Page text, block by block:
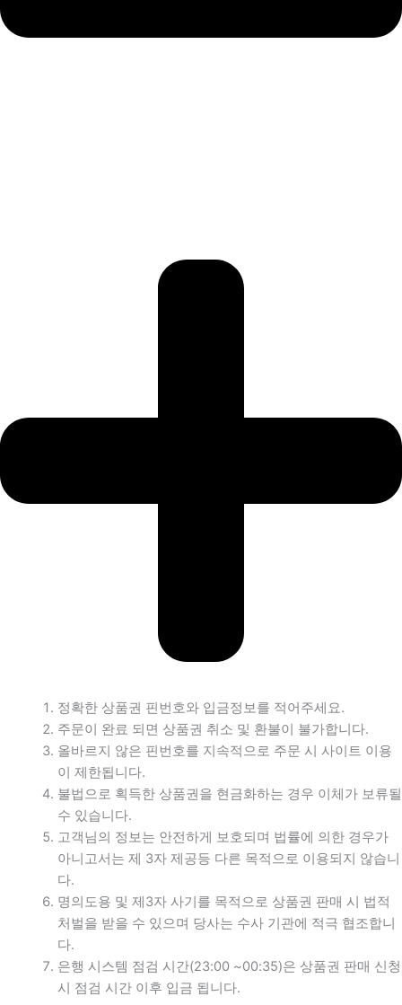
정확한 상품권 핀번호와 입금정보를 적어주세요.
주문이 완료 되면 상품권 취소 및 환불이 불가합니다.
올바르지 않은 핀번호를 지속적으로 주문 시 사이트 이용
이 제한됩니다.
불법으로 획득한 상품권을 현금화하는 경우 이체가 보류될
수 있습니다.
고객님의 정보는 안전하게 보호되며 법률에 의한 경우가
아니고서는 제 3자 제공등 다른 목적으로 이용되지 않습니
다.
명의도용 및 제3자 사기를 목적으로 상품권 판매 시 법적
처벌을 받을 수 있으며 당사는 수사 기관에 적극 협조합니
다.
은행 시스템 점검 시간(23:00 ~00:35)은 상품권 판매 신청
시 점검 시간 이후 입금 됩니다.